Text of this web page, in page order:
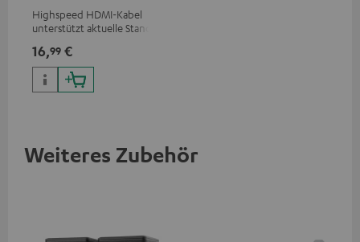
Highspeed HDMI-Kabel
unterstützt aktuelle Standards
16,99 €
Weiteres Zubehör